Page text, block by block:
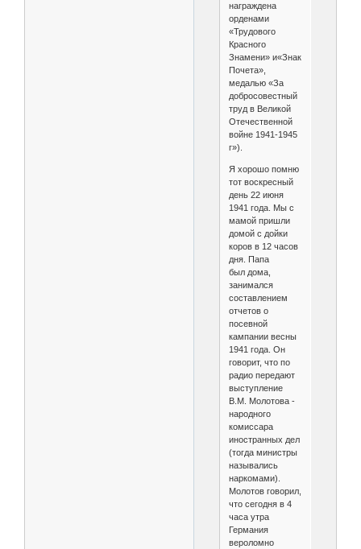
награждена
орденами
«Трудового
Красного
Знамени» и«Знак
Почета»,
медалью «За
добросовестный
труд в Великой
Отечественной
войне 1941-1945
г»).
Я хорошо помню
тот воскресный
день 22 июня
1941 года. Мы с
мамой пришли
домой с дойки
коров в 12 часов
дня. Папа
был дома,
занимался
составлением
отчетов о
посевной
кампании весны
1941 года. Он
говорит, что по
радио передают
выступление
В.М. Молотова -
народного
комиссара
иностранных дел
(тогда министры
назывались
наркомами).
Молотов говорил,
что сегодня в 4
часа утра
Германия
вероломно